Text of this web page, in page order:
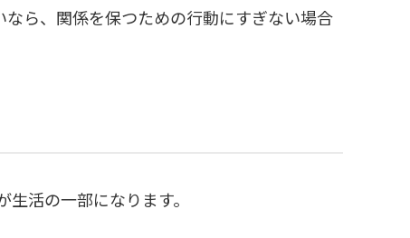
ら、関係を保つための行動にすぎない場合
活の一部になります。